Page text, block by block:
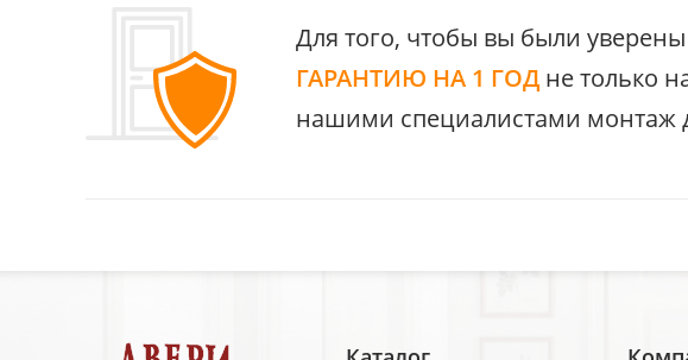
Для того, чтобы вы были уверены
ГАРАНТИЮ НА 1 ГОД не только
нашими специалистами монтаж